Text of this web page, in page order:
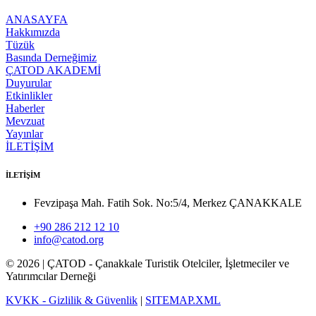
ANASAYFA
Hakkımızda
Tüzük
Basında Derneğimiz
ÇATOD AKADEMİ
Duyurular
Etkinlikler
Haberler
Mevzuat
Yayınlar
İLETİŞİM
İLETİŞİM
Fevzipaşa Mah. Fatih Sok. No:5/4, Merkez ÇANAKKALE
+90 286 212 12 10
info@catod.org
© 2026 | ÇATOD - Çanakkale Turistik Otelciler, İşletmeciler ve
Yatırımcılar Derneği
KVKK - Gizlilik & Güvenlik | SITEMAP.XML